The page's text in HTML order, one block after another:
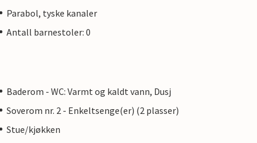
Parabol, tyske kanaler
Antall barnestoler: 0
Baderom - WC: Varmt og kaldt vann, Dusj
Soverom nr. 2 - Enkeltsenge(er) (2 plasser)
Stue/kjøkken